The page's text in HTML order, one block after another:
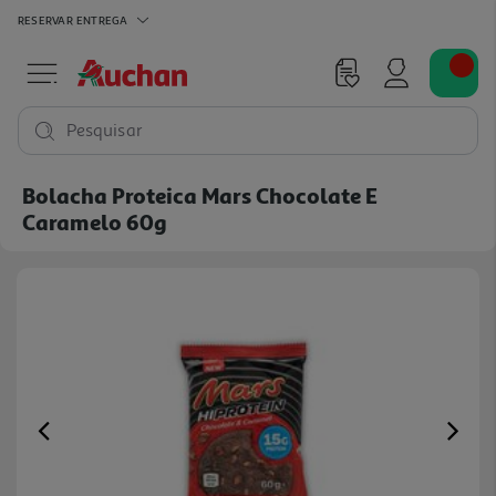
RESERVAR ENTREGA
Pesquisar
Bolacha Proteica Mars Chocolate E
Caramelo 60g
Previous